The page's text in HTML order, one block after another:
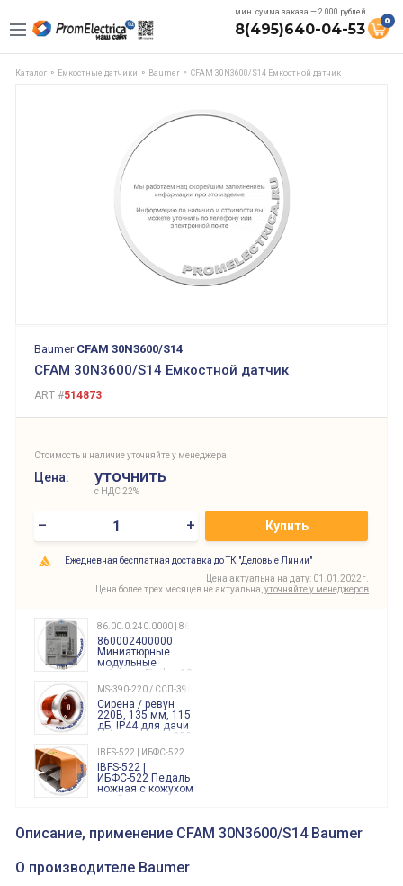
мин. сумма заказа — 2.000 рублей
8(495)640-04-53 0
Каталог Емкостные датчики Baumer CFAM 30N3600/S14 Емкостной датчик
Baumer CFAM 30N3600/S14
CFAM 30N3600/S14 Емкостной датчик
ART #514873
Стоимость и наличие уточняйте у менеджера
Цена: уточнить
с НДС 22%
– + Купить
Ежедневная бесплатная доставка до ТК "Деловые Линии"
Цена актуальна на дату: 01.01.2022г.
Цена более трех месяцев не актуальна, уточняйте у менеджеров
86.00.0.240.0000 | 860002400000
860002400000
Миниатюрные
модульные
таймеры Finder, 12-
240 Вольт AC/DC
Finder
86.00.0.240.0000
MS-390-220 / ССП-390 220В
Сирена / ревун
220В, 135 мм, 115
дБ, IP44 для дачи
производства 220
Вольт звук ситены
"пожарная
тревога"
IBFS-522 | ИБФС-522
IBFS-522 |
ИБФС-522 Педаль
ножная с кожухом
двойная,
15Ампер 250В
XVR13M05L
Маячок
оранжевый
230VAC 130мм
Описание, применение CFAM 30N3600/S14 Baumer
О производителе Baumer